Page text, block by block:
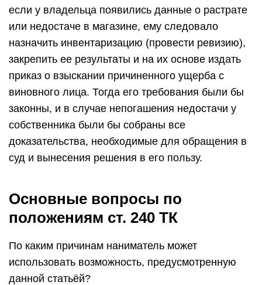
если у владельца появились данные о растрате
или недостаче в магазине, ему следовало
назначить инвентаризацию (провести ревизию),
закрепить ее результаты и на их основе издать
приказ о взыскании причиненного ущерба с
виновного лица. Тогда его требования были бы
законны, и в случае непогашения недостачи у
собственника были бы собраны все
доказательства, необходимые для обращения в
суд и вынесения решения в его пользу.
Основные вопросы по
положениям ст. 240 ТК
По каким причинам наниматель может
использовать возможность, предусмотренную
данной статьёй?